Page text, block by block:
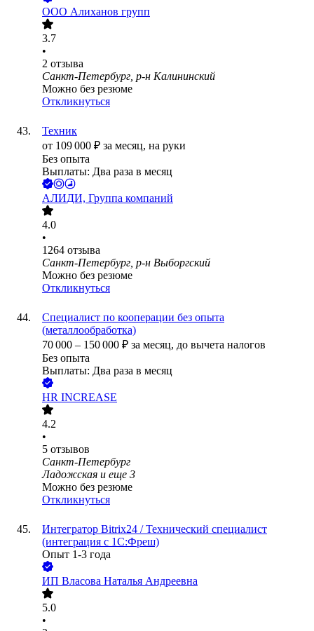
ООО Алиханов групп
3.7
•
2 отзыва
Санкт-Петербург, р-н Калининский
Можно без резюме
Откликнуться
Техник
от 109 000 ₽ за месяц, на руки
Без опыта
Выплаты: Два раза в месяц
АЛИДИ, Группа компаний
4.0
•
1264 отзыва
Санкт-Петербург, р-н Выборгский
Можно без резюме
Откликнуться
Специалист по кооперации без опыта
(металлообработка)
70 000 – 150 000 ₽ за месяц, до вычета налогов
Без опыта
Выплаты: Два раза в месяц
HR INCREASE
4.2
•
5 отзывов
Санкт-Петербург
Ладожская и еще 3
Можно без резюме
Откликнуться
Интегратор Bitrix24 / Технический специалист
(интеграция с 1С:Фреш)
Опыт 1-3 года
ИП Власова Наталья Андреевна
5.0
•